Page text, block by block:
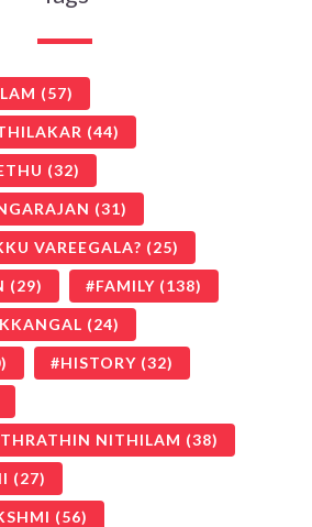
(57)
(44)
(32)
(31)
VAREEGALA? (25)
(29) FAMILY (138)
(24)
HISTORY (32)
NITHILAM (38)
(27)
(56)